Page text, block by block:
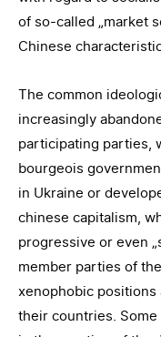
of so-called „market
Chinese
The common
increasingly
participating parties,
bourgeois
in Ukraine or
chinese capitalism,
progressive or even
member parties of
xenophobic positions
their countries.